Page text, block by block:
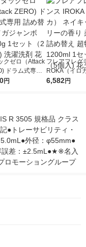
クゼロ（Attack
ドラム式専用
え メガジャン
円
フレアフレグ
ROKA（イロ
イキッドリリ
6,582円
R 3505 規格品 クラス
●トレーサビリティ・
外径：φ55mm●
誤差：±2.5mL●★※名入
モーショングループ